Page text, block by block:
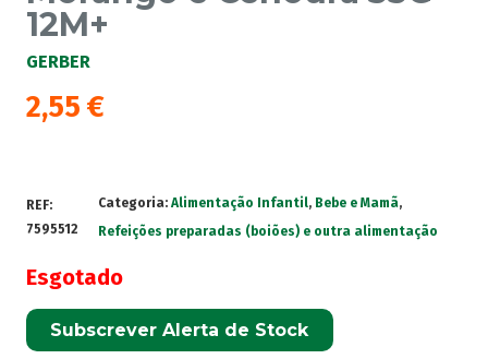
12M+
GERBER
2,55 €
REF:
7595512
Categoria: Alimentação Infantil, Bebe e Mamã,
Refeições preparadas (boiões) e outra alimentação
Esgotado
Subscrever Alerta de Stock